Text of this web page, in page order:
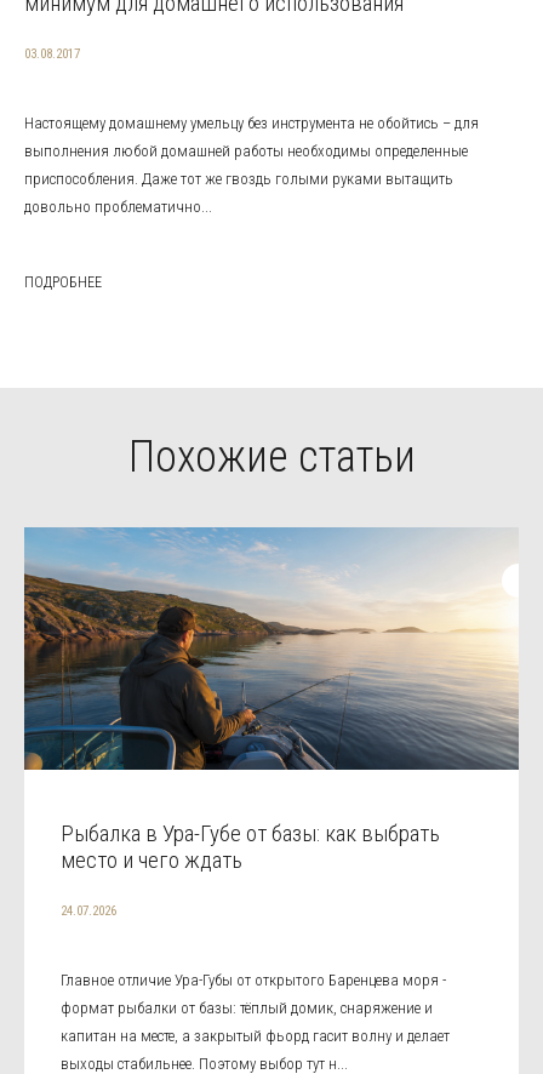
03.08.2017
Настоящему домашнему умельцу без инструмента не обойтись – для
выполнения любой домашней работы необходимы определенные
приспособления. Даже тот же гвоздь голыми руками вытащить
довольно проблематично...
ПОДРОБНЕЕ
Похожие статьи
Рыбалка в Ура-Губе от базы: как выбрать
место и чего ждать
24.07.2026
Главное отличие Ура-Губы от открытого Баренцева моря -
формат рыбалки от базы: тёплый домик, снаряжение и
капитан на месте, а закрытый фьорд гасит волну и делает
выходы стабильнее. Поэтому выбор тут н...